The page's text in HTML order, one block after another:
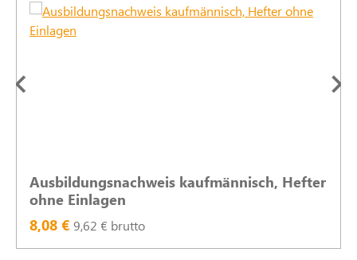
Ausbildungsnachweis kaufmännisch, Hefter
ohne Einlagen
8,08 € 9,62 € brutto